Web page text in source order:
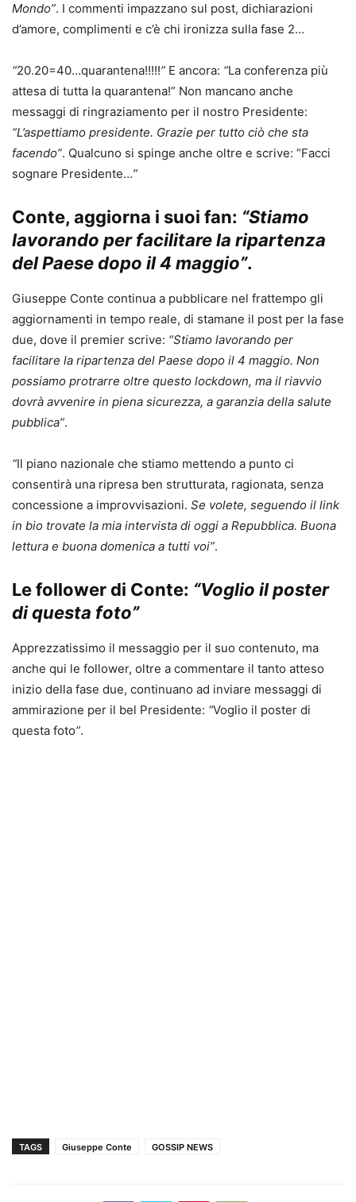
Mondo”. I commenti impazzano sul post, dichiarazioni
d’amore, complimenti e c’è chi ironizza sulla fase 2…
“20.20=40…quarantena!!!!!” E ancora: “La conferenza più
attesa di tutta la quarantena!” Non mancano anche
messaggi di ringraziamento per il nostro Presidente:
“L’aspettiamo presidente. Grazie per tutto ciò che sta
facendo”. Qualcuno si spinge anche oltre e scrive: “Facci
sognare Presidente…”
Conte, aggiorna i suoi fan: “Stiamo
lavorando per facilitare la ripartenza
del Paese dopo il 4 maggio”.
Giuseppe Conte continua a pubblicare nel frattempo gli
aggiornamenti in tempo reale, di stamane il post per la fase
due, dove il premier scrive: “Stiamo lavorando per
facilitare la ripartenza del Paese dopo il 4 maggio. Non
possiamo protrarre oltre questo lockdown, ma il riavvio
dovrà avvenire in piena sicurezza, a garanzia della salute
pubblica”.
“Il piano nazionale che stiamo mettendo a punto ci
consentirà una ripresa ben strutturata, ragionata, senza
concessione a improvvisazioni. Se volete, seguendo il link
in bio trovate la mia intervista di oggi a Repubblica. Buona
lettura e buona domenica a tutti voi”.
Le follower di Conte: “Voglio il poster
di questa foto”
Apprezzatissimo il messaggio per il suo contenuto, ma
anche qui le follower, oltre a commentare il tanto atteso
inizio della fase due, continuano ad inviare messaggi di
ammirazione per il bel Presidente: “Voglio il poster di
questa foto”.
TAGS Giuseppe Conte GOSSIP NEWS